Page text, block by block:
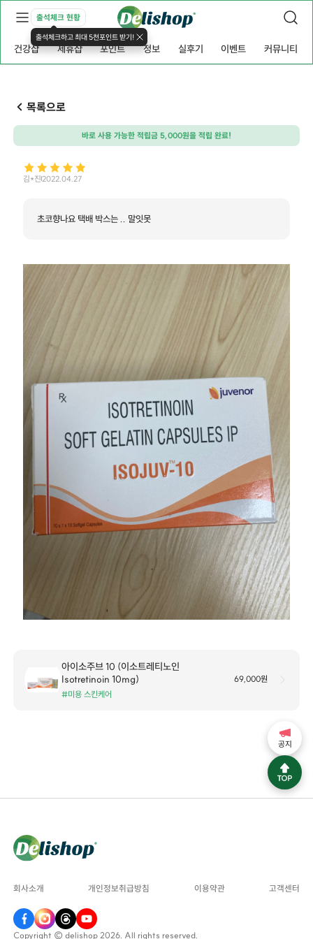
출석체크 현황
출석체크하고 최대 5천포인트 받기!
건강샵 제휴샵 포인트 정보 실후기 이벤트 커뮤니티
목록으로
바로 사용 가능한 적립금 5,000원을 적립 완료!
김*진2022.04.27
초코향나요 택배 박스는 .. 말잇못
아이소주브 10 (이소트레티노인
Isotretinoin 10mg)
#미용 스킨케어
69,000원
회사소개 개인정보취급방침 이용약관 고객센터
Copyright © delishop 2026. All rights reserved.
공지